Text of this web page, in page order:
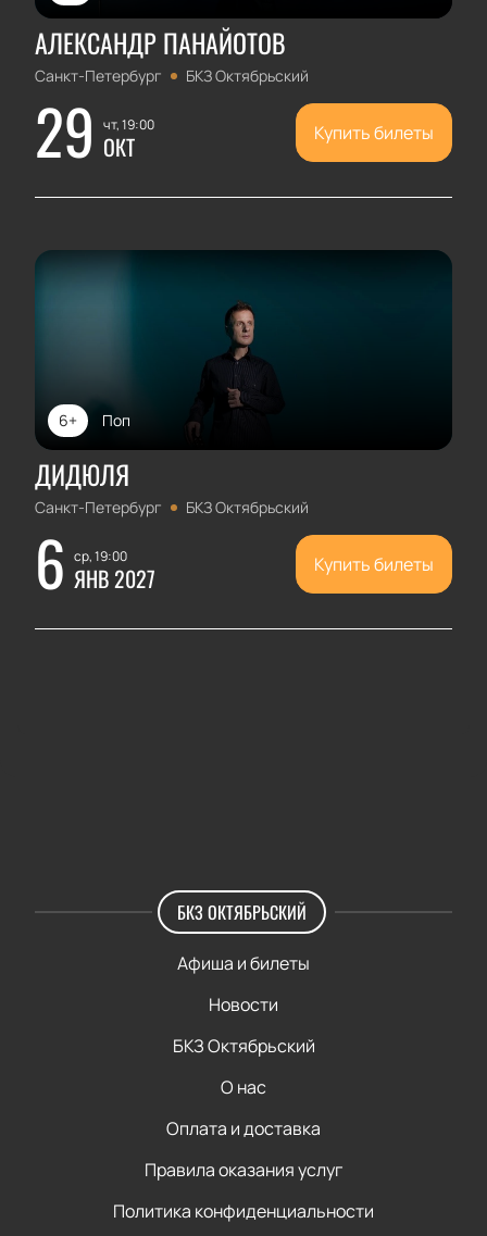
АЛЕКСАНДР ПАНАЙОТОВ
Санкт-Петербург БКЗ Октябрьский
29 чт, 19:00
ОКТ Купить билеты
Поп
6+
ДИДЮЛЯ
Санкт-Петербург БКЗ Октябрьский
6 ср, 19:00
ЯНВ 2027 Купить билеты
БКЗ ОКТЯБРЬСКИЙ
Афиша и билеты
Новости
БКЗ Октябрьский
О нас
Оплата и доставка
Правила оказания услуг
Политика конфиденциальности